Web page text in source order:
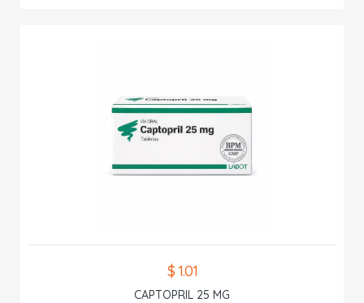
$ 1.01
CAPTOPRIL 25 MG